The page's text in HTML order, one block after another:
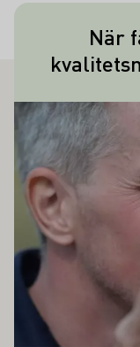
När
Vita viner
får
förlängs
månader,
det
Teaser
INTRESSERA DIG
Läs mer om detta